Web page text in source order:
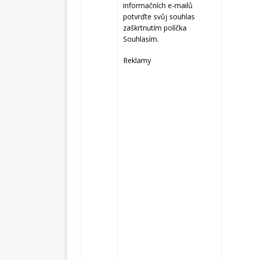
informačních e-mailů
potvrďte svůj souhlas
zaškrtnutím políčka
Souhlasím.
Reklamy